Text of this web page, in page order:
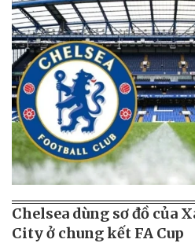
Chelsea dùng sơ đồ của
City ở chung kết FA Cup